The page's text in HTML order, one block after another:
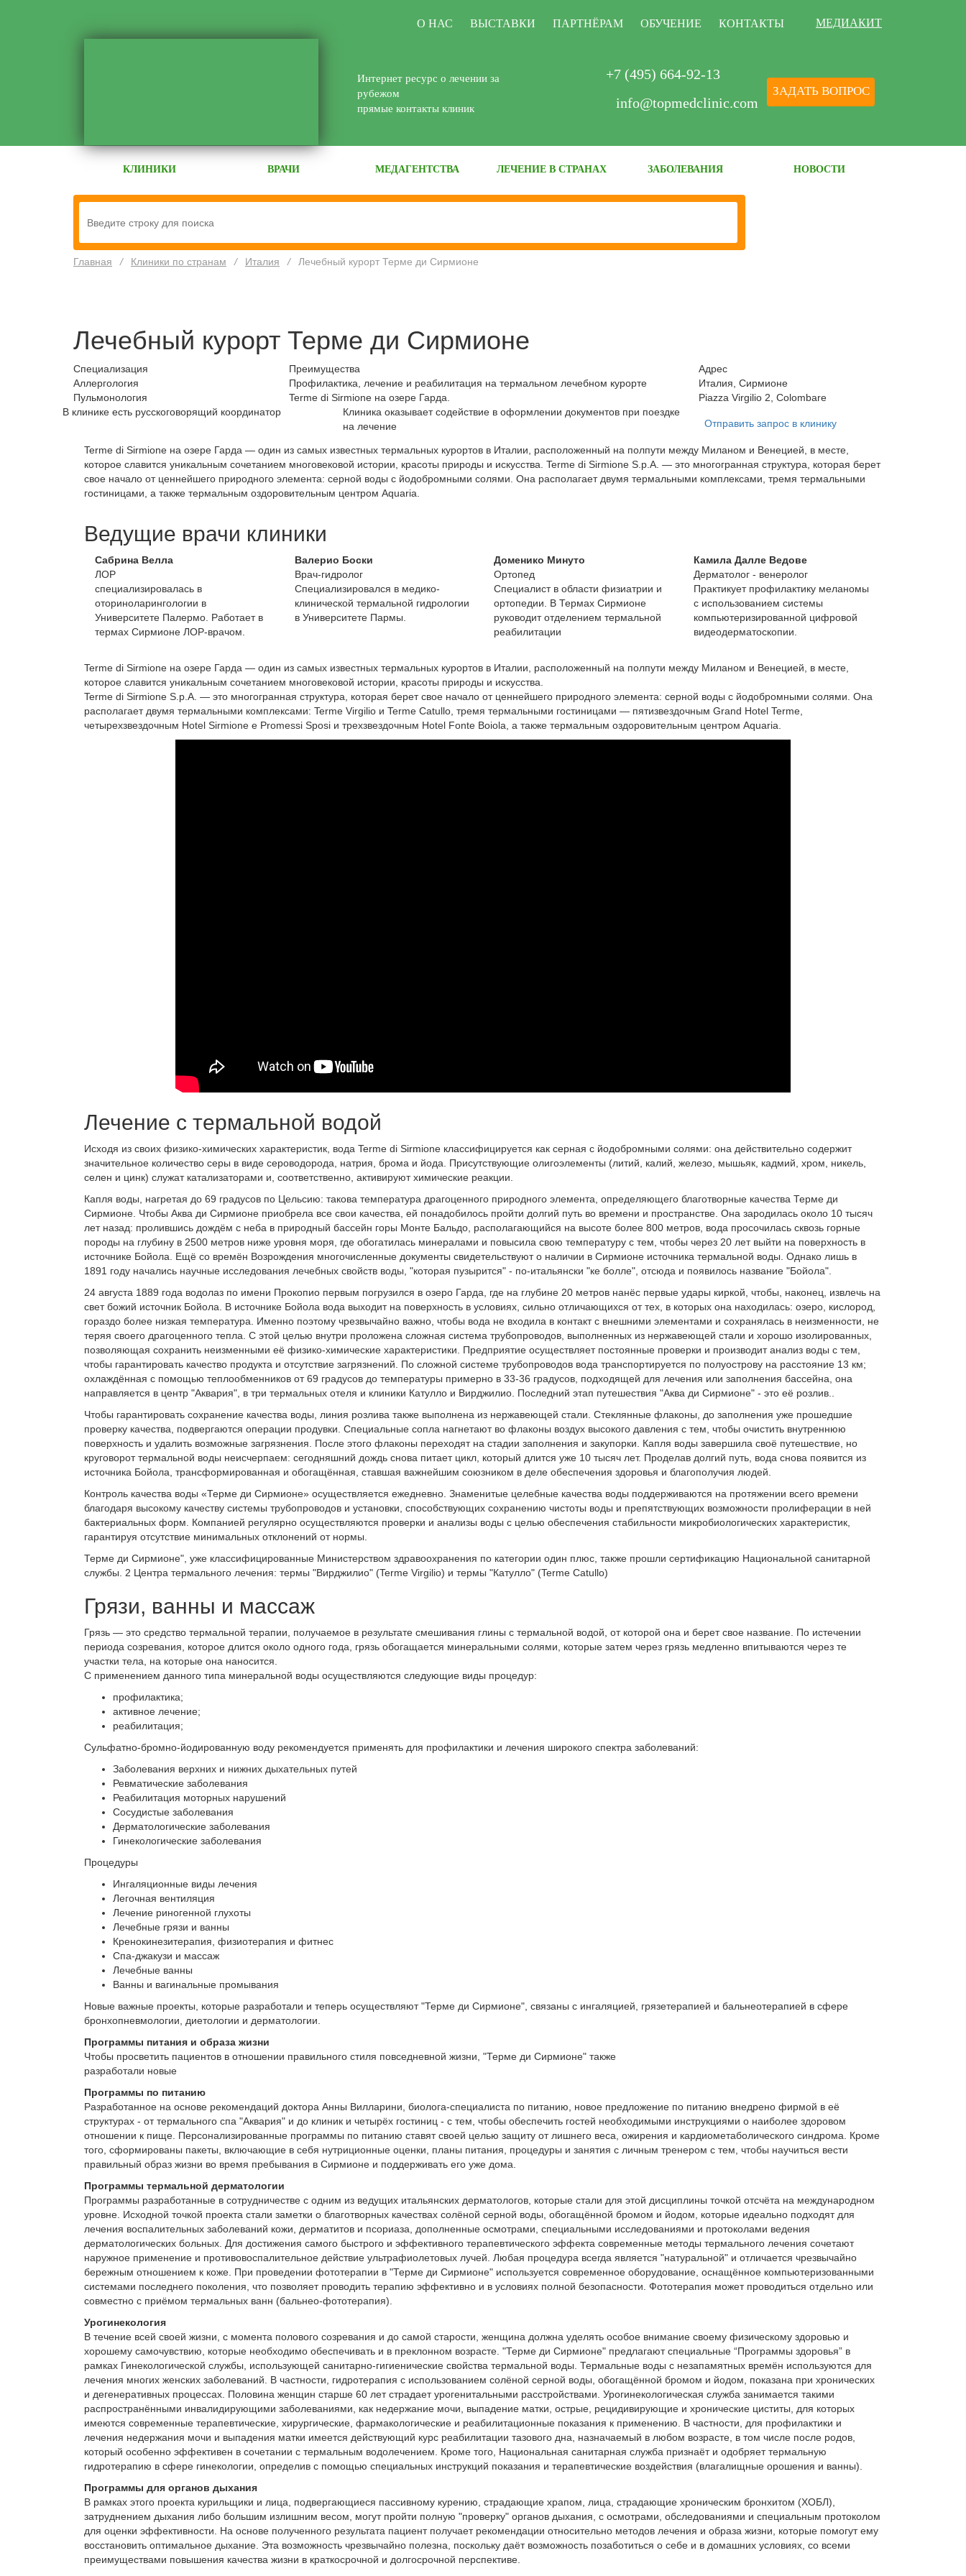
О НАС ВЫСТАВКИ ПАРТНЁРАМ ОБУЧЕНИЕ КОНТАКТЫ МЕДИАКИТ
Интернет ресурс о лечении за
рубежом
прямые контакты клиник
+7 (495) 664-92-13
info@topmedclinic.com
ЗАДАТЬ ВОПРОС
КЛИНИКИ ВРАЧИ МЕДАГЕНТСТВА ЛЕЧЕНИЕ В СТРАНАХ ЗАБОЛЕВАНИЯ НОВОСТИ
Главная / Клиники по странам / Италия / Лечебный курорт Терме ди Сирмионе
Лечебный курорт Терме ди Сирмионе
Специализация
Аллергология
Пульмонология
Преимущества
Профилактика, лечение и реабилитация на термальном лечебном курорте
Terme di Sirmione на озере Гарда.
Адрес
Италия, Сирмионе
Piazza Virgilio 2, Colombare
Отправить запрос в клинику
Клиника оказывает содействие в оформлении документов при поездке
на лечение
В клинике есть русскоговорящий координатор
Terme di Sirmione на озере Гарда — один из самых известных термальных курортов в Италии, расположенный на полпути между Миланом и Венецией, в месте,
которое славится уникальным сочетанием многовековой истории, красоты природы и искусства. Terme di Sirmione S.p.A. — это многогранная структура, которая берет
свое начало от ценнейшего природного элемента: серной воды с йодобромными солями. Она располагает двумя термальными комплексами, тремя термальными
гостиницами, а также термальным оздоровительным центром Aquaria.
Ведущие врачи клиники
Сабрина Велла
ЛОР
специализировалась в
оториноларингологии в
Университете Палермо. Работает в
термах Сирмионе ЛОР-врачом.
Валерио Боски
Врач-гидролог
Специализировался в медико-
клинической термальной гидрологии
в Университете Пармы.
Доменико Минуто
Ортопед
Специалист в области физиатрии и
ортопедии. В Термах Сирмионе
руководит отделением термальной
реабилитации
Камила Далле Ведове
Дерматолог - венеролог
Практикует профилактику меланомы
с использованием системы
компьютеризированной цифровой
видеодерматоскопии.
Terme di Sirmione на озере Гарда — один из самых известных термальных курортов в Италии, расположенный на полпути между Миланом и Венецией, в месте,
которое славится уникальным сочетанием многовековой истории, красоты природы и искусства.
Terme di Sirmione S.p.A. — это многогранная структура, которая берет свое начало от ценнейшего природного элемента: серной воды с йодобромными солями. Она
располагает двумя термальными комплексами: Terme Virgilio и Terme Catullo, тремя термальными гостиницами — пятизвездочным Grand Hotel Terme,
четырехзвездочным Hotel Sirmione e Promessi Sposi и трехзвездочным Hotel Fonte Boiola, а также термальным оздоровительным центром Aquaria.
Лечение с термальной водой
Исходя из своих физико-химических характеристик, вода Terme di Sirmione классифицируется как серная с йодобромными солями: она действительно содержит
значительное количество серы в виде сероводорода, натрия, брома и йода. Присутствующие олигоэлементы (литий, калий, железо, мышьяк, кадмий, хром, никель,
селен и цинк) служат катализаторами и, соответственно, активируют химические реакции.
Капля воды, нагретая до 69 градусов по Цельсию: такова температура драгоценного природного элемента, определяющего благотворные качества Терме ди
Сирмионе. Чтобы Аква ди Сирмионе приобрела все свои качества, ей понадобилось пройти долгий путь во времени и пространстве. Она зародилась около 10 тысяч
лет назад: пролившись дождём с неба в природный бассейн горы Монте Бальдо, располагающийся на высоте более 800 метров, вода просочилась сквозь горные
породы на глубину в 2500 метров ниже уровня моря, где обогатилась минералами и повысила свою температуру с тем, чтобы через 20 лет выйти на поверхность в
источнике Бойола. Ещё со времён Возрождения многочисленные документы свидетельствуют о наличии в Сирмионе источника термальной воды. Однако лишь в
1891 году начались научные исследования лечебных свойств воды, "которая пузырится" - по-итальянски "ке болле", отсюда и появилось название "Бойола".
24 августа 1889 года водолаз по имени Прокопио первым погрузился в озеро Гарда, где на глубине 20 метров нанёс первые удары киркой, чтобы, наконец, извлечь на
свет божий источник Бойола. В источнике Бойола вода выходит на поверхность в условиях, сильно отличающихся от тех, в которых она находилась: озеро, кислород,
гораздо более низкая температура. Именно поэтому чрезвычайно важно, чтобы вода не входила в контакт с внешними элементами и сохранялась в неизменности, не
теряя своего драгоценного тепла. С этой целью внутри проложена сложная система трубопроводов, выполненных из нержавеющей стали и хорошо изолированных,
позволяющая сохранить неизменными её физико-химические характеристики. Предприятие осуществляет постоянные проверки и производит анализ воды с тем,
чтобы гарантировать качество продукта и отсутствие загрязнений. По сложной системе трубопроводов вода транспортируется по полуострову на расстояние 13 км;
охлаждённая с помощью теплообменников от 69 градусов до температуры примерно в 33-36 градусов, подходящей для лечения или заполнения бассейна, она
направляется в центр "Аквария", в три термальных отеля и клиники Катулло и Вирджилио. Последний этап путешествия "Аква ди Сирмионе" - это её розлив..
Чтобы гарантировать сохранение качества воды, линия розлива также выполнена из нержавеющей стали. Стеклянные флаконы, до заполнения уже прошедшие
проверку качества, подвергаются операции продувки. Специальные сопла нагнетают во флаконы воздух высокого давления с тем, чтобы очистить внутреннюю
поверхность и удалить возможные загрязнения. После этого флаконы переходят на стадии заполнения и закупорки. Капля воды завершила своё путешествие, но
круговорот термальной воды неисчерпаем: сегодняшний дождь снова питает цикл, который длится уже 10 тысяч лет. Проделав долгий путь, вода снова появится из
источника Бойола, трансформированная и обогащённая, ставшая важнейшим союзником в деле обеспечения здоровья и благополучия людей.
Контроль качества воды «Терме ди Сирмионе» осуществляется ежедневно. Знаменитые целебные качества воды поддерживаются на протяжении всего времени
благодаря высокому качеству системы трубопроводов и установки, способствующих сохранению чистоты воды и препятствующих возможности пролиферации в ней
бактериальных форм. Компанией регулярно осуществляются проверки и анализы воды с целью обеспечения стабильности микробиологических характеристик,
гарантируя отсутствие минимальных отклонений от нормы.
Терме ди Сирмионе", уже классифицированные Министерством здравоохранения по категории один плюс, также прошли сертификацию Национальной санитарной
службы. 2 Центра термального лечения: термы "Вирджилио" (Terme Virgilio) и термы "Катулло" (Terme Catullo)
Грязи, ванны и массаж
Грязь — это средство термальной терапии, получаемое в результате смешивания глины с термальной водой, от которой она и берет свое название. По истечении
периода созревания, которое длится около одного года, грязь обогащается минеральными солями, которые затем через грязь медленно впитываются через те
участки тела, на которые она наносится.
С применением данного типа минеральной воды осуществляются следующие виды процедур:
профилактика;
активное лечение;
реабилитация;
Сульфатно-бромно-йодированную воду рекомендуется применять для профилактики и лечения широкого спектра заболеваний:
Заболевания верхних и нижних дыхательных путей
Ревматические заболевания
Реабилитация моторных нарушений
Сосудистые заболевания
Дерматологические заболевания
Гинекологические заболевания
Процедуры
Ингаляционные виды лечения
Легочная вентиляция
Лечение риногенной глухоты
Лечебные грязи и ванны
Кренокинезитерапия, физиотерапия и фитнес
Спа-джакузи и массаж
Лечебные ванны
Ванны и вагинальные промывания
Новые важные проекты, которые разработали и теперь осуществляют "Терме ди Сирмионе", связаны с ингаляцией, грязетерапией и бальнеотерапией в сфере
бронхопневмологии, диетологии и дерматологии.
Программы питания и образа жизни
Чтобы просветить пациентов в отношении правильного стиля повседневной жизни, "Терме ди Сирмионе" также
разработали новые
Программы по питанию
Разработанное на основе рекомендаций доктора Анны Вилларини, биолога-специалиста по питанию, новое предложение по питанию внедрено фирмой в её
структурах - от термального спа "Аквария" и до клиник и четырёх гостиниц - с тем, чтобы обеспечить гостей необходимыми инструкциями о наиболее здоровом
отношении к пище. Персонализированные программы по питанию ставят своей целью защиту от лишнего веса, ожирения и кардиометаболического синдрома. Кроме
того, сформированы пакеты, включающие в себя нутриционные оценки, планы питания, процедуры и занятия с личным тренером с тем, чтобы научиться вести
правильный образ жизни во время пребывания в Сирмионе и поддерживать его уже дома.
Программы термальной дерматологии
Программы разработанные в сотрудничестве с одним из ведущих итальянских дерматологов, которые стали для этой дисциплины точкой отсчёта на международном
уровне. Исходной точкой проекта стали заметки о благотворных качествах солёной серной воды, обогащённой бромом и йодом, которые идеально подходят для
лечения воспалительных заболеваний кожи, дерматитов и псориаза, дополненные осмотрами, специальными исследованиями и протоколами ведения
дерматологических больных. Для достижения самого быстрого и эффективного терапевтического эффекта современные методы термального лечения сочетают
наружное применение и противовоспалительное действие ультрафиолетовых лучей. Любая процедура всегда является "натуральной" и отличается чрезвычайно
бережным отношением к коже. При проведении фототерапии в "Терме ди Сирмионе" используется современное оборудование, оснащённое компьютеризованными
системами последнего поколения, что позволяет проводить терапию эффективно и в условиях полной безопасности. Фототерапия может проводиться отдельно или
совместно с приёмом термальных ванн (бальнео-фототерапия).
Урогинекология
В течение всей своей жизни, с момента полового созревания и до самой старости, женщина должна уделять особое внимание своему физическому здоровью и
хорошему самочувствию, которые необходимо обеспечивать и в преклонном возрасте. "Терме ди Сирмионе" предлагают специальные “Программы здоровья” в
рамках Гинекологической службы, использующей санитарно-гигиенические свойства термальной воды. Термальные воды с незапамятных времён используются для
лечения многих женских заболеваний. В частности, гидротерапия с использованием солёной серной воды, обогащённой бромом и йодом, показана при хронических
и дегенеративных процессах. Половина женщин старше 60 лет страдает урогенитальными расстройствами. Урогинекологическая служба занимается такими
распространёнными инвалидирующими заболеваниями, как недержание мочи, выпадение матки, острые, рецидивирующие и хронические циститы, для которых
имеются современные терапевтические, хирургические, фармакологические и реабилитационные показания к применению. В частности, для профилактики и
лечения недержания мочи и выпадения матки имеется действующий курс реабилитации тазового дна, назначаемый в любом возрасте, в том числе после родов,
который особенно эффективен в сочетании с термальным водолечением. Кроме того, Национальная санитарная служба признаёт и одобряет термальную
гидротерапию в сфере гинекологии, определив с помощью специальных инструкций показания и терапевтические воздействия (влагалищные орошения и ванны).
Программы для органов дыхания
В рамках этого проекта курильщики и лица, подвергающиеся пассивному курению, страдающие храпом, лица, страдающие хроническим бронхитом (ХОБЛ),
затруднением дыхания либо большим излишним весом, могут пройти полную "проверку" органов дыхания, с осмотрами, обследованиями и специальным протоколом
для оценки эффективности. На основе полученного результата пациент получает рекомендации относительно методов лечения и образа жизни, которые помогут ему
восстановить оптимальное дыхание. Эта возможность чрезвычайно полезна, поскольку даёт возможность позаботиться о себе и в домашних условиях, со всеми
преимуществами повышения качества жизни в краткосрочной и долгосрочной перспективе.